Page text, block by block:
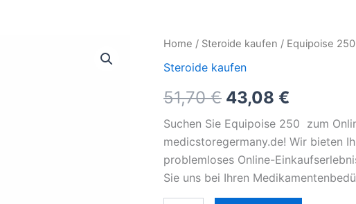
Home / Steroide kaufen / Equipoise
Steroide kaufen
51,70€
Original
price
was:
51,70 €.
43,08 €
Current
43,08
Suchen Sie Equipoise 250 zum
medicstoregermany.de! Wir bieten
problemloses Online-
Sie uns bei Ihren
Equipoise
Online
quantity